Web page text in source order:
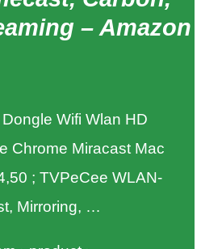
– Amazon
Wifi Wlan HD
Chrome Miracast Mac
; TVPeCee WLAN-
Mirroring, …